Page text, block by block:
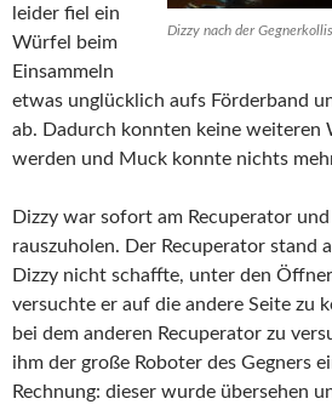
Dizzy nach der
leider fiel ein
Würfel beim
Einsammeln
etwas unglücklich aufs Förderband
ab. Dadurch konnten keine
werden und Muck konnte nichts
Dizzy war sofort am Recuperator
rauszuholen. Der Recuperator stand
Dizzy nicht schaffte, unter den
versuchte er auf die andere Seite zu
bei dem anderen Recuperator zu
ihm der große Roboter des Gegners
Rechnung: dieser wurde übersehen